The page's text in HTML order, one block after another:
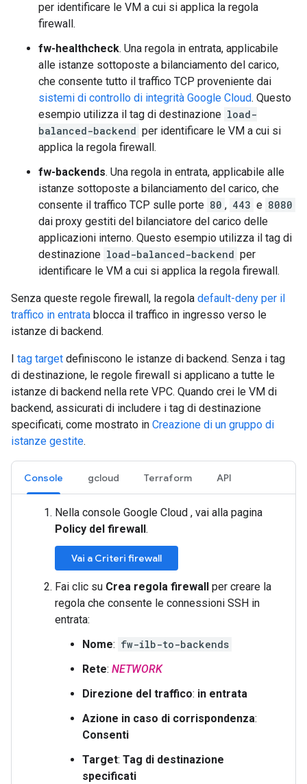
per identificare le VM a cui si applica la regola
firewall.
fw-healthcheck. Una regola in entrata, applicabile
alle istanze sottoposte a bilanciamento del carico,
che consente tutto il traffico TCP proveniente dai
sistemi di controllo di integrità Google Cloud. Questo
esempio utilizza il tag di destinazione load-
balanced-backend per identificare le VM a cui si
applica la regola firewall.
fw-backends. Una regola in entrata, applicabile alle
istanze sottoposte a bilanciamento del carico, che
consente il traffico TCP sulle porte 80 , 443 e 8080
dai proxy gestiti del bilanciatore del carico delle
applicazioni interno. Questo esempio utilizza il tag di
destinazione load-balanced-backend per
identificare le VM a cui si applica la regola firewall.
Senza queste regole firewall, la regola default-deny per il
traffico in entrata blocca il traffico in ingresso verso le
istanze di backend.
I tag target definiscono le istanze di backend. Senza i tag
di destinazione, le regole firewall si applicano a tutte le
istanze di backend nella rete VPC. Quando crei le VM di
backend, assicurati di includere i tag di destinazione
specificati, come mostrato in Creazione di un gruppo di
istanze gestite.
Console gcloud Terraform API
Nella console Google Cloud , vai alla pagina
Policy del firewall.
Vai a Criteri firewall
Fai clic su Crea regola firewall per creare la
regola che consente le connessioni SSH in
entrata:
Nome: fw-ilb-to-backends
Rete: NETWORK
Direzione del traffico: in entrata
Azione in caso di corrispondenza:
Consenti
Target: Tag di destinazione
specificati